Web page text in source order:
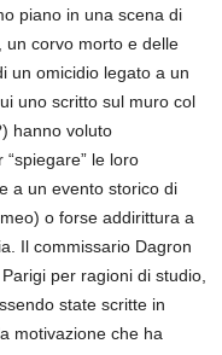
piano in una scena di
un corvo morto e delle
un omicidio legato a un
uno scritto sul muro col
hanno voluto
le loro
a un evento storico di
o forse addirittura a
Il commissario Dagron
per ragioni di studio,
state scritte in
motivazione che ha